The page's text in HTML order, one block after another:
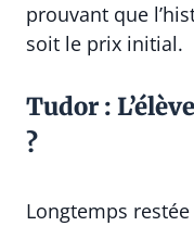
prouvant que
soit le prix initial.
Tudor :
?
Longtemps